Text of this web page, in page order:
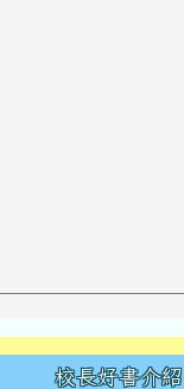
校長好書介紹